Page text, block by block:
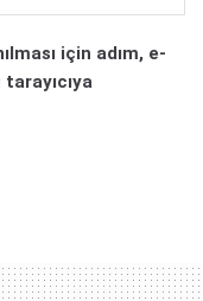
için adım, e-